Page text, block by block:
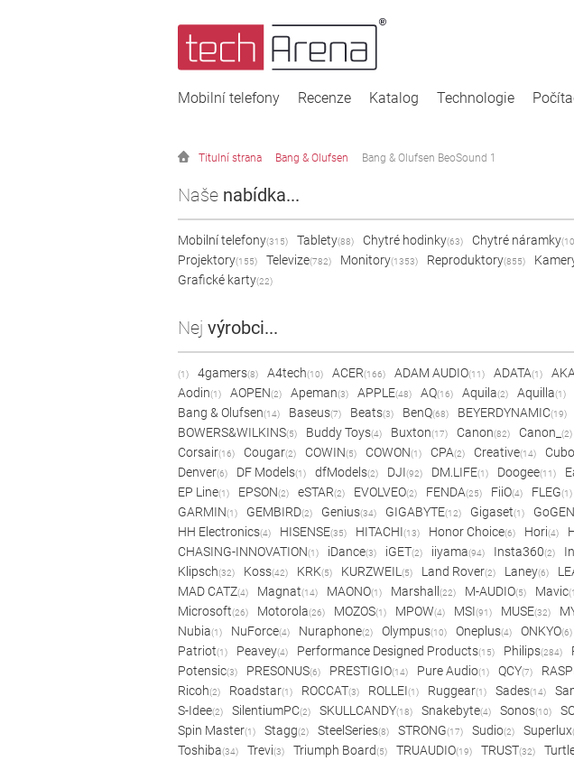
Mobilní telefony Recenze Katalog Technologie
Titulní strana Bang & Olufsen Bang & Olufsen BeoSound 1
Naše nabídka...
Mobilní telefony(315) Tablety(88) Chytré hodinky(63) Chytré náramky
Projektory(155) Televize(782) Monitory(1353) Reproduktory(855)
Grafické karty(22)
Nej výrobci...
(1) 4gamers(8) A4tech(10) ACER(166) ADAM AUDIO(11) ADATA(1)
Aodin(1) AOPEN(2) Apeman(3) APPLE(48) AQ(16) Aquila(2) Aquilla(1)
Bang & Olufsen(14) Baseus(7) Beats(3) BenQ(68) BEYERDYNAMIC(19)
BOWERS&WILKINS(5) Buddy Toys(4) Buxton(17) Canon(82) Canon_ (2)
Corsair(16) Cougar(2) COWIN(5) COWON(1) CPA(2) Creative(14)
Denver(6) DF Models(1) dfModels(2) DJI(92) DM.LIFE(1) Doogee(11)
EP Line(1) EPSON(2) eSTAR(2) EVOLVEO(2) FENDA(25) FiiO(4) FLEG(1)
GARMIN(1) GEMBIRD(2) Genius(34) GIGABYTE(12) Gigaset(1) GoGEN
HH Electronics(4) HISENSE(35) HITACHI(13) Honor Choice(6) Hori(4)
CHASING-INNOVATION(1) iDance(3) iGET(2) iiyama(94) Insta360(2)
Klipsch(32) Koss(42) KRK(5) KURZWEIL(5) Land Rover(2) Laney(6)
MAD CATZ(4) Magnat(14) MAONO(1) Marshall (22) M-AUDIO(5) Mavic
Microsoft(26) Motorola(26) MOZOS(1) MPOW(4) MSI(91) MUSE(32)
Nubia(1) NuForce(4) Nuraphone(2) Olympus(10) Oneplus(4) ONKYO(6)
Patriot(1) Peavey(4) Performance Designed Products(15) Philips(284)
Potensic(3) PRESONUS(6) PRESTIGIO(14) Pure Audio(1) QCY(7)
Ricoh(2) Roadstar(1) ROCCAT(3) ROLLEI(1) Ruggear(1) Sades(14)
S-Idee(2) SilentiumPC(2) SKULLCANDY(18) Snakebyte(4) Sonos(10)
Spin Master(1) Stagg(2) SteelSeries(8) STRONG(17) Sudio(2) Superlux
Toshiba(34) Trevi(3) Triumph Board(5) TRUAUDIO(19) TRUST(32)